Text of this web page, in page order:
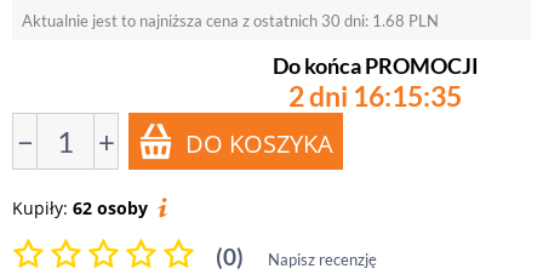
Aktualnie jest to najniższa cena z ostatnich 30 dni: 1.68 PLN
Do końca PROMOCJI
2 dni 16:15:35
− +
Kupiły: 62 osoby
(0) Napisz recenzję